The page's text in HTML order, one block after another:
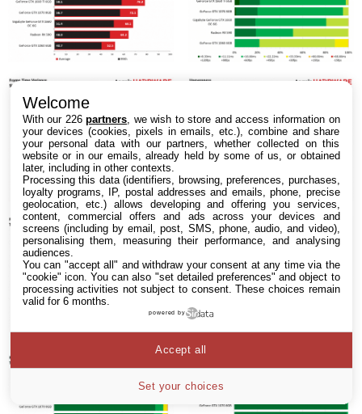
Welcome
With our 226partners , we wish to store and access information on
your devices (cookies, pixels in emails, etc.), combine and share
your personal data with our partners, whether collected on this
website or in our emails, already held by some of us, or obtained
later, including in other contexts.
Processing this data (identifiers, browsing, preferences, purchases,
loyalty programs, IP, postal addresses and emails, phone, precise
geolocation, etc.) allows developing and offering you services,
content, commercial offers and ads across your devices and
screens (including by email, post, SMS, phone, audio, and video),
personalising them, measuring their performance, and analysing
audiences.
You can "accept all" and withdraw your consent at any time via the
"cookie" icon. You can also "set detailed preferences" and object to
processing activities not subject to consent. These choices remain
valid for 6 months.
powered by
Set your choices
Accept all